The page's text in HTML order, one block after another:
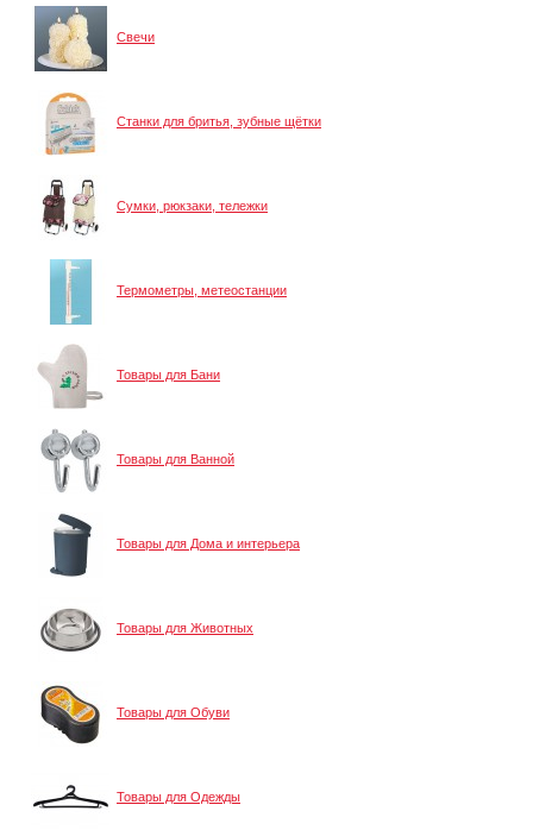
Свечи
Станки для бритья, зубные щётки
Сумки, рюкзаки, тележки
Термометры, метеостанции
Товары для Бани
Товары для Ванной
Товары для Дома и интерьера
Товары для Животных
Товары для Обуви
Товары для Одежды